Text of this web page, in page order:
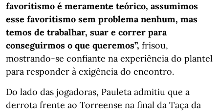
favoritismo é meramente teórico, assumimos
esse favoritismo sem problema nenhum, mas
temos de trabalhar, suar e correr para
conseguirmos o que queremos”, frisou,
mostrando-se confiante na experiência do plantel
para responder à exigência do encontro.
Do lado das jogadoras, Pauleta admitiu que a
derrota frente ao Torreense na final da Taça da